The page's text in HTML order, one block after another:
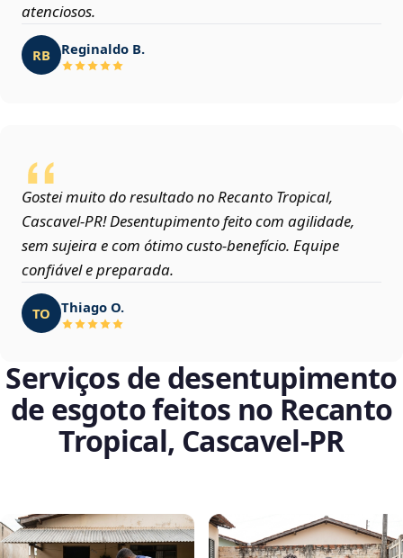
atenciosos.
RB Reginaldo B.
Gostei muito do resultado no Recanto Tropical,
Cascavel‑PR! Desentupimento feito com agilidade,
sem sujeira e com ótimo custo-benefício. Equipe
confiável e preparada.
TO Thiago O.
Serviços de desentupimento
de esgoto feitos no Recanto
Tropical, Cascavel‑PR